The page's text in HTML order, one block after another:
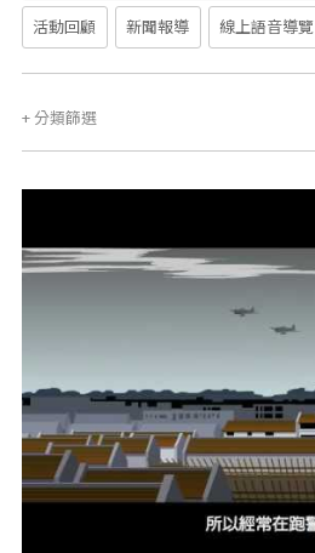
活動回顧 新聞報導 線上語音導覽
+分類篩選